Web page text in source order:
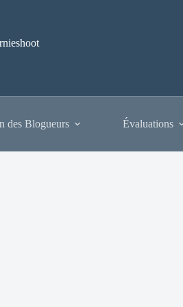
des Blogueurs Évaluations